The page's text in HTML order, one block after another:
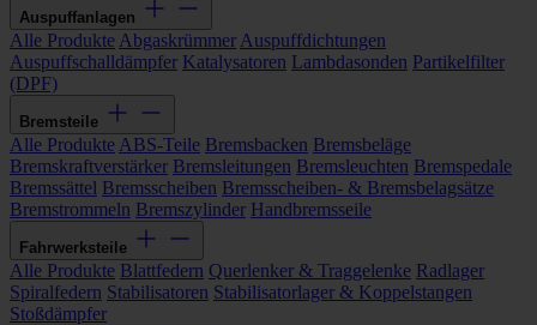
Auspuffanlagen
Alle Produkte Abgaskrümmer Auspuffdichtungen
Auspuffschalldämpfer Katalysatoren Lambdasonden Partikelfilter
(DPF)
Bremsteile
Alle Produkte ABS-Teile Bremsbacken Bremsbeläge
Bremskraftverstärker Bremsleitungen Bremsleuchten Bremspedale
Bremssättel Bremsscheiben Bremsscheiben- & Bremsbelagsätze
Bremstrommeln Bremszylinder Handbremsseile
Fahrwerksteile
Alle Produkte Blattfedern Querlenker & Traggelenke Radlager
Spiralfedern Stabilisatoren Stabilisatorlager & Koppelstangen
Stoßdämpfer